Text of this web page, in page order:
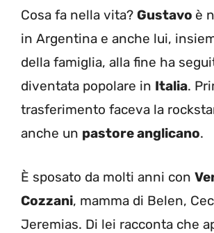
Cosa fa nella vita? Gustavo è
in Argentina e anche lui,
della famiglia, alla fine ha
diventata popolare in Italia.
trasferimento faceva la
anche un pastore anglicano.
È sposato da molti anni con
Cozzani, mamma di Belen,
Jeremias. Di lei racconta che